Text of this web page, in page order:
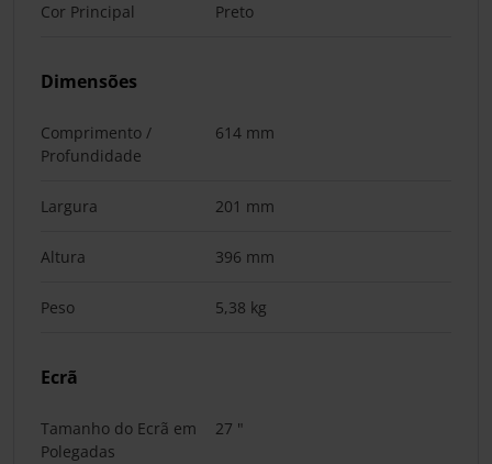
Cor Principal Preto
Dimensões
Comprimento /
Profundidade
614 mm
Largura 201 mm
Altura 396 mm
Peso 5,38 kg
Ecrã
Tamanho do Ecrã em
Polegadas
27 "